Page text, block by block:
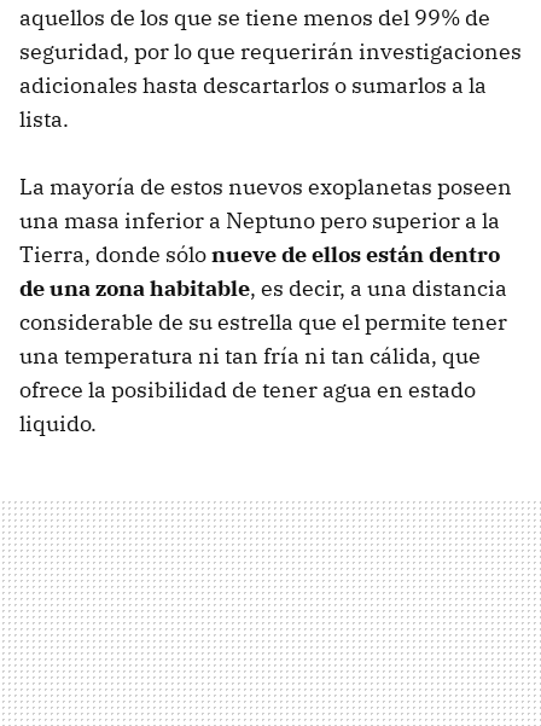
aquellos de los que se tiene menos del 99% de
seguridad, por lo que requerirán investigaciones
adicionales hasta descartarlos o sumarlos a la
lista.
La mayoría de estos nuevos exoplanetas poseen
una masa inferior a Neptuno pero superior a la
Tierra, donde sólonueve de ellos están dentro
de una zona habitable, es decir, a una distancia
considerable de su estrella que el permite tener
una temperatura ni tan fría ni tan cálida, que
ofrece la posibilidad de tener agua en estado
liquido.